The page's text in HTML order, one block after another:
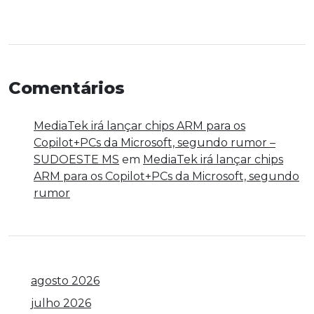
Comentários
MediaTek irá lançar chips ARM para os
Copilot+PCs da Microsoft, segundo rumor –
SUDOESTE MS em MediaTek irá lançar chips
ARM para os Copilot+PCs da Microsoft, segundo
rumor
agosto 2026
julho 2026